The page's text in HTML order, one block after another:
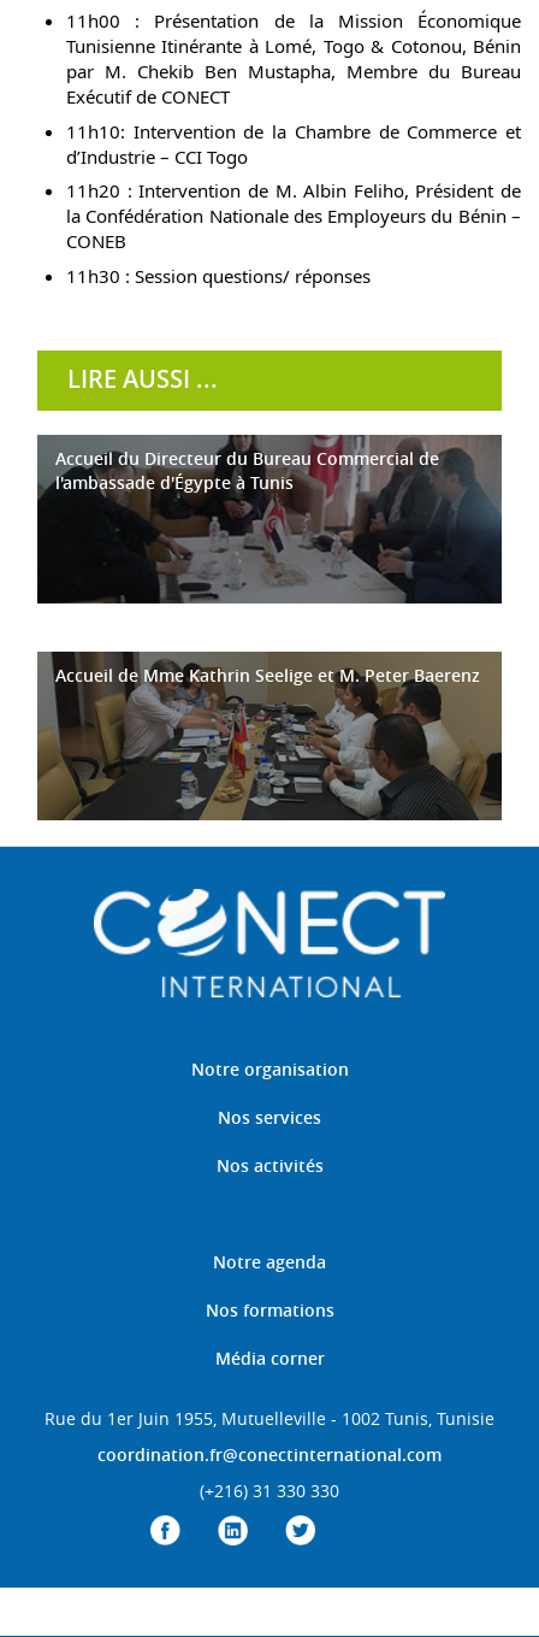
11h00 : Présentation de la Mission Économique
Tunisienne Itinérante à Lomé, Togo & Cotonou, Bénin
par M. Chekib Ben Mustapha, Membre du Bureau
Exécutif de CONECT
11h10: Intervention de la Chambre de Commerce et
d’Industrie – CCI Togo
11h20 : Intervention de M. Albin Feliho, Président de
la Confédération Nationale des Employeurs du Bénin –
CONEB
11h30 : Session questions/ réponses
LIRE AUSSI ...
Accueil du Directeur du Bureau Commercial de
l'ambassade d'Égypte à Tunis
Accueil de Mme Kathrin Seelige et M. Peter Baerenz
Notre organisation
Nos services
Nos activités
Notre agenda
Nos formations
Média corner
Rue du 1er Juin 1955, Mutuelleville - 1002 Tunis, Tunisie
coordination.fr@conectinternational.com
(+216) 31 330 330